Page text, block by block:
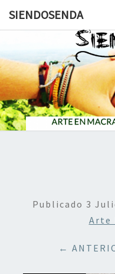
SIENDOSENDA
Publicado 3
Arte
←